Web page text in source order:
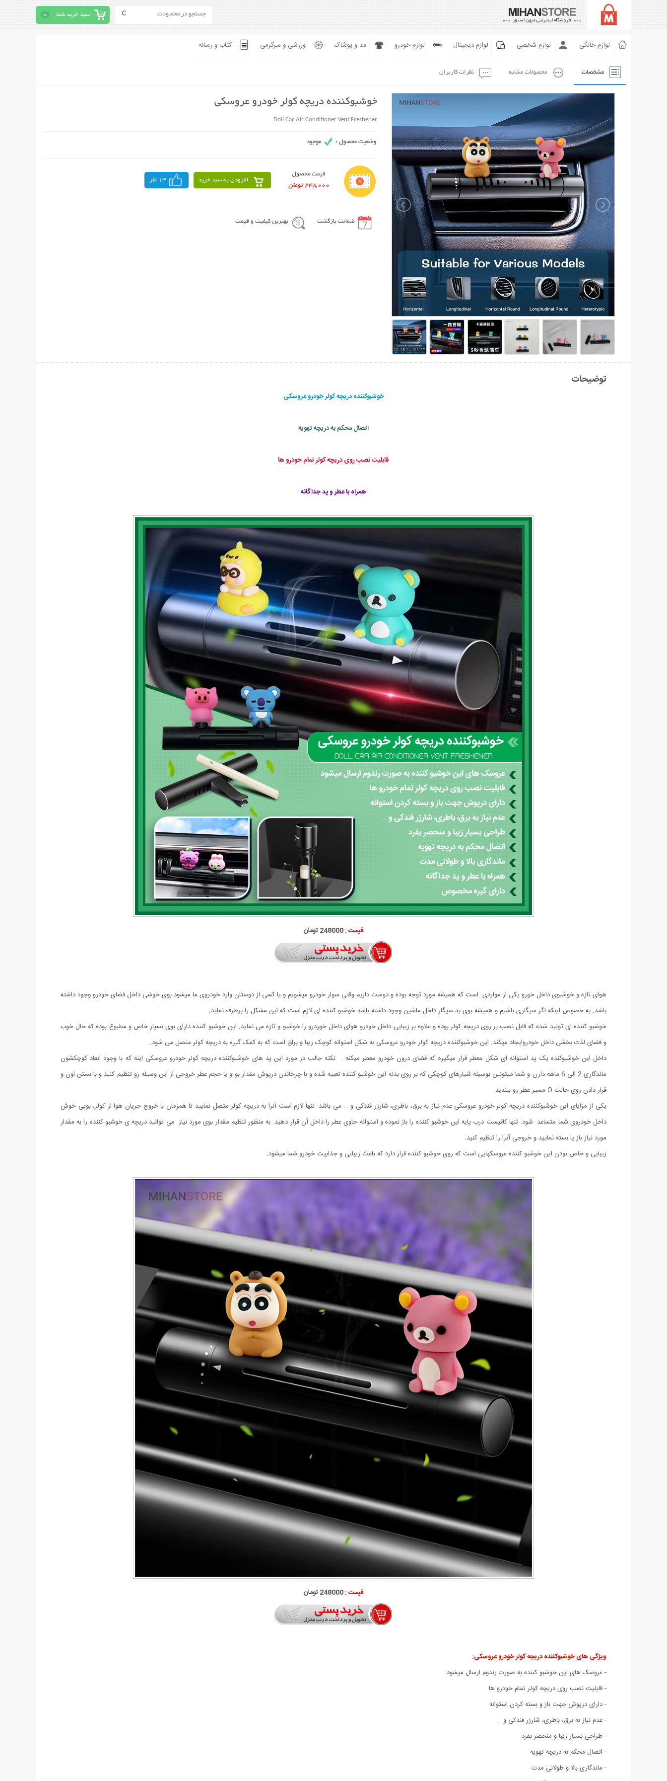
سبد خرید شما 0
لوازم خانگی لوازم شخصی لوازم دیجیتال لوازم خودرو مد و پوشاک ورزشی و سرگرمی کتاب و رسانه
مشخصات محصولات مشابه نظرات کاربران
خوشبوکننده دریچه کولر خودرو عروسکی
Doll Car Air Conditioner Vent Freshener
قیمت محصول
248,000 تومان
افزودن به سبد خرید 13 نفر
ضمانت بازگشت بهترین کیفیت و قیمت
توضیحات
خوشبوکننده دریچه کولر خودرو عروسکی
اتصال محکم به دریچه تهویه
قابلیت نصب روی دریچه کولر تمام خودرو ها
همراه با عطر و پد جداگانه
قیمت :248000 تومان
هوای تازه و خوشبوی داخل خورو یکی از مواردی است که همیشه مورد توجه بوده و دوست داریم وقتی سوار خودرو میشویم و یا کسی از دوستان وارد خودروی ما میشود بوی خوشی داخل فضای خودرو وجود داشته
باشد. به خصوص اینکه اگر سیگاری باشیم و همیشه بوی بد سیگار داخل ماشین وجود داشته باشد خوشبو کننده ای لازم است که این مشکل را برطرف نماید.
خوشبو کننده ای تولید شده که قابل نصب بر روی دریچه کولر بوده و علاوه بر زیبایی داخل خودرو هوای داخل خوردرو را خوشبو و تازه می نماید. این خوشبو کننده دارای بوی بسیار خاص و مطبوع بوده که حال خوب
و فضای لذت بخشی داخل خودروایجاد میکند. این خوشبوکننده دریچه کولر خودرو عروسکی به شکل استوانه کوچک زیبا و براق است که به کمک گیره به دریچه کولر متصل می شود.
داخل این خوشبوکنده یک پد استوانه ای شکل معطر قرار میگیره که فضای درون خودرو معطر میکنه . نکته جالب در مورد این پد های خوشبوکننده دریچه کولر خودرو عروسکی اینه که با وجود ابعاد کوچکشون
ماندگاری 2 الی 6 ماهه دارن و شما میتونین بوسیله شیارهای کوچکی که بر روی بدنه این خوشبو کننده تعبیه شده و با چرخاندن درپوش مقدار بو و یا حجم عطر خروجی از این وسیله رو تنظیم کنید و با بستن اون و
قرار دادن روی حالت O مسیر عطر رو ببندید.
یکی از مزایای این خوشبوکننده دریچه کولر خودرو عروسکی عدم نیاز به برق، باطری، شارژر فندکی و … می باشد. تنها لازم است آنرا به دریچه کولر متصل نمایید تا همزمان با خروج جریان هوا از کولر، بویی خوش
داخل خودروی شما متساعد شود. تنها کافیست درب پایه این خوشبو کننده را باز نموده و استوانه حاوی عطر را داخل آن قرار دهید. به منظور تنظیم مقدار بوی مورد نیاز می توانید دریچه ی خوشبو کننده را به مقدار
مورد نیاز باز یا بسته نمایید و خروجی آنرا را تنظیم کنید.
زیبایی و خاص بودن این خوشبو کننده عروسکهایی است که روی خوشبو کننده قرار دارد که باعث زیبایی و جذابیت خودرو شما میشود.
قیمت :248000 تومان
ویژگی های خوشبوکننده دریچه کولر خودرو عروسکی:
- عروسک های این خوشبو کننده به صورت رندوم ارسال میشود
- قابلیت نصب روی دریچه کولر تمام خودرو ها
- دارای درپوش جهت باز و بسته کردن استوانه
- عدم نیاز به برق، باطری، شارژر فندکی و …
- طراحی بسیار زیبا و منحصر بفرد
- اتصال محکم به دریچه تهویه
- ماندگاری بالا و طولانی مدت